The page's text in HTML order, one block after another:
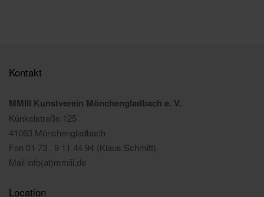
Kontakt
MMIII Kunstverein Mönchengladbach e. V.
Künkelstraße 125
41063 Mönchengladbach
Fon 01 73 . 9 11 44 94 (Klaus Schmitt)
Mail info(at)mmiii.de
Location